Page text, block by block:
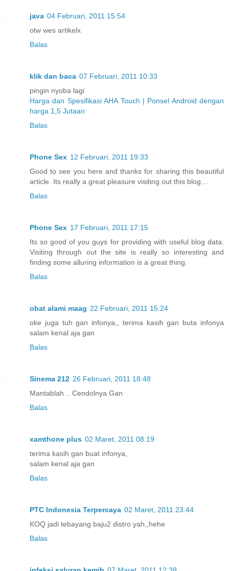
java 04 Februari, 2011 15:54
otw wes artikelx
Balas
klik dan baca 07 Februari, 2011 10:33
pingin nyoba lagi
Harga dan Spesifikasi AHA Touch | Ponsel Android dengan
harga 1,5 Jutaan
Balas
Phone Sex 12 Februari, 2011 19:33
Good to see you here and thanks for sharing this beautiful
article. Its really a great pleasure visiting out this blog…
Balas
Phone Sex 17 Februari, 2011 17:15
Its so good of you guys for providing with useful blog data.
Visiting through out the site is really so interesting and
finding some alluring information is a great thing.
Balas
obat alami maag 22 Februari, 2011 15:24
oke juga tuh gan infonya,, terima kasih gan buta infonya
salam kenal aja gan
Balas
Sinema 212 26 Februari, 2011 18:48
Mantablah .. Cendolnya Gan
Balas
xamthone plus 02 Maret, 2011 08:19
terima kasih gan buat infonya,
salam kenal aja gan
Balas
PTC Indonesia Terpercaya 02 Maret, 2011 23:44
KOQ jadi tebayang baju2 distro yah,,hehe
Balas